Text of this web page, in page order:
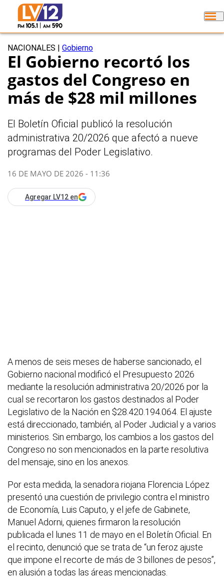
NACIONALES Gobierno
El Gobierno recortó los
gastos del Congreso en
más de $28 mil millones
El Boletín Oficial publicó la resolución
administrativa 20/2026 que afectó a nueve
programas del Poder Legislativo.
16 DE MAYO DE 2026 - 11:36
Agregar LV12 en
A menos de seis meses de haberse sancionado, el
Gobierno nacional modificó el Presupuesto 2026
mediante la resolución administrativa 20/2026 por la
cual se recortaron los gastos destinados al Poder
Legislativo de la Nación en $28.420.194.064. El ajuste
está direccionado, también, al Poder Judicial y a varios
ministerios. Sin embargo, los cambios a los gastos del
Congreso no son mencionados en la parte resolutiva
del mensaje, sino en los anexos.
Por esta medida, la senadora riojana Florencia López
presentó una cuestión de privilegio contra el ministro
de Economía, Luis Caputo, y el jefe de Gabinete,
Manuel Adorni, quienes firmaron la resolución
publicada el lunes 11 de mayo en el Boletín Oficial. En
el recinto, denunció que se trata de “un feroz ajuste
que impone el recorte de más de 3 billones de pesos”,
en alusión a todas las áreas mencionadas.